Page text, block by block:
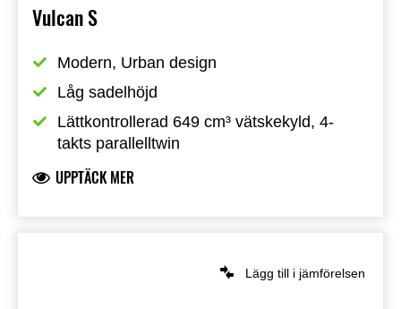
Vulcan S
Modern, Urban design
Låg sadelhöjd
Lättkontrollerad 649 cm³ vätskekyld, 4-
takts parallelltwin
UPPTÄCK MER
Lägg till i jämförelsen